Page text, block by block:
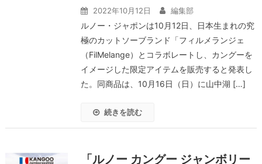
2022年10月12日 編集部
ルノー・ジャポンは10月12日、日本生まれの究
極のカットソーブランド「フィルメランジェ
（FilMelange）とコラボレートし、カングーを
イメージした限定アイテムを販売すると発表し
た。同商品は、10月16日（日）に山中湖 […]
続きを読む
「ルノー カングー ジャンボリー